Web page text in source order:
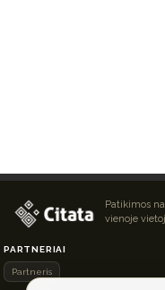
Patikimos
vienoje
PARTNERIAI
Partneris